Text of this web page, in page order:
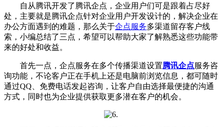
自从腾讯开发了腾讯企点，企业用户们可是跟着占尽好
处，主要就是腾讯企点针对企业用户开发设计的，解决企业在
办公方面遇到的难题，那么关于企点服务多渠道留存客户线
索，小编总结了三点，希望可以帮助大家了解熟悉这些功能带
来的好处和收益。
首先一点，企点服务在多个传播渠道设置腾讯企点服务咨
询功能，不论客户正在手机上还是电脑前浏览信息，都可随时
通过QQ、免费电话发起咨询，让客户自由选择最便捷的沟通
方式，同时也为企业提供获取更多潜在客户的机会。